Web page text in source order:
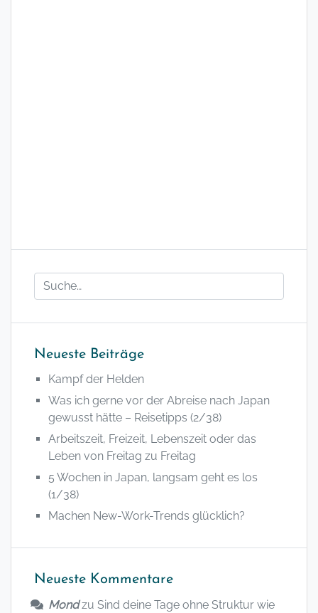
Neueste Beiträge
Kampf der Helden
Was ich gerne vor der Abreise nach Japan
gewusst hätte – Reisetipps (2/38)
Arbeitszeit, Freizeit, Lebenszeit oder das
Leben von Freitag zu Freitag
5 Wochen in Japan, langsam geht es los
(1/38)
Machen New-Work-Trends glücklich?
Neueste Kommentare
Mondzu Sind deine Tage ohne Struktur wie